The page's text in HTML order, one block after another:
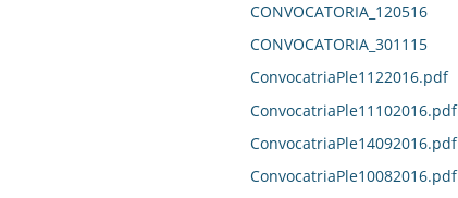
CONVOCATORIA_120516
CONVOCATORIA_301115
ConvocatriaPle1122016.pdf
ConvocatriaPle11102016.pdf
ConvocatriaPle14092016.pdf
ConvocatriaPle10082016.pdf